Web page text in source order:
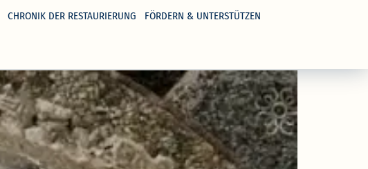
CHRONIK DER RESTAURIERUNG FÖRDERN & UNTERSTÜTZEN